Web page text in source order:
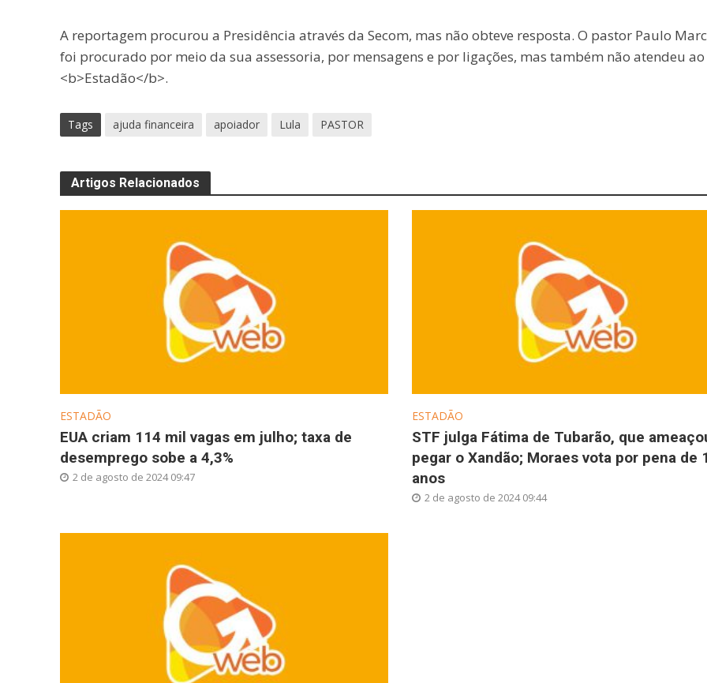
A reportagem procurou a Presidência através da Secom, mas não obteve resposta. O pastor Paulo
foi procurado por meio da sua assessoria, por mensagens e por ligações, mas também não atendeu ao
<b>Estadão</b>.
Tags ajuda financeira apoiador Lula PASTOR
Artigos Relacionados
ESTADÃO
EUA criam 114 mil vagas em julho; taxa de
desemprego sobe a 4,3%
2 de agosto de 2024 09:47
ESTADÃO
STF julga Fátima de Tubarão, que
pegar o Xandão; Moraes vota por pena de
anos
2 de agosto de 2024 09:44